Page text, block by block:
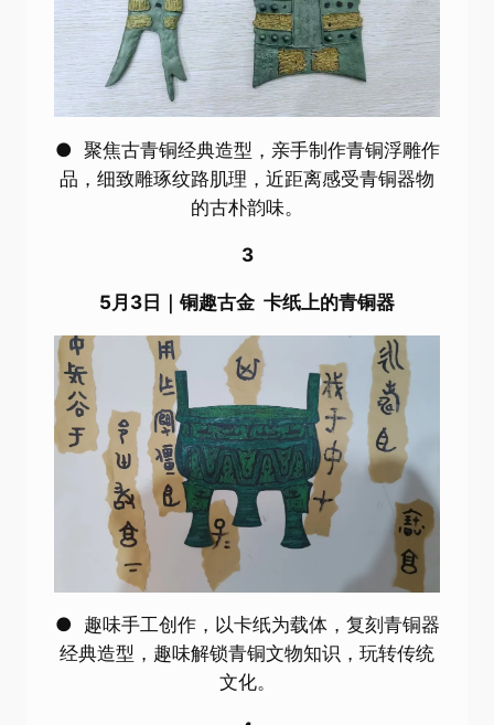
● 聚焦古青铜经典造型，亲手制作青铜浮雕作
品，细致雕琢纹路肌理，近距离感受青铜器物
的古朴韵味。
3
5月3日｜铜趣古金 卡纸上的青铜器
● 趣味手工创作，以卡纸为载体，复刻青铜器
经典造型，趣味解锁青铜文物知识，玩转传统
文化。